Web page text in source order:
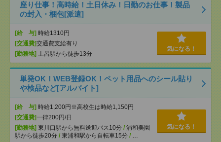
座り仕事！高時給！土日休み！日勤のお仕事！製品
の封入・梱包[派遣]
[給 与] 時給1310円
[交通費]交通費支給有り
[勤務地] 土呂駅から徒歩13分
気になる！
単発OK！WEB登録OK！ペット用品へのシール貼り
や検品など[アルバイト]
[給 与] 時給1,200円※高校生は時給1,150円
[交通費]一律200円/日
[勤務地] 東川口駅から無料送迎バス10分 / 浦和美園
駅から徒歩20分 / 東浦和駅から自転車15分 / …
気になる！